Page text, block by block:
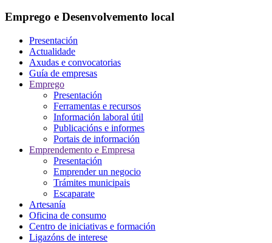
Emprego e Desenvolvemento local
Presentación
Actualidade
Axudas e convocatorias
Guía de empresas
Emprego
Presentación
Ferramentas e recursos
Información laboral útil
Publicacións e informes
Portais de información
Emprendemento e Empresa
Presentación
Emprender un negocio
Trámites municipais
Escaparate
Artesanía
Oficina de consumo
Centro de iniciativas e formación
Ligazóns de interese